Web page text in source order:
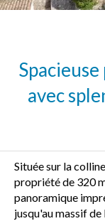
avec
Située sur la
propriété de 320
panoramique
jusqu'au massif